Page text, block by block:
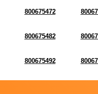
800675472
800675482
800675492